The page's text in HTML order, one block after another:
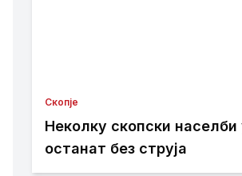
Скопје
Неколку скопски населби
останат без струја